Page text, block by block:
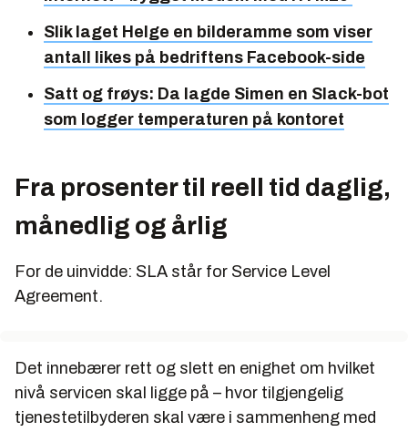
Slik laget Helge en bilderamme som viser
antall likes på bedriftens Facebook-side
Satt og frøys: Da lagde Simen en Slack-bot
som logger temperaturen på kontoret
Fra prosenter til reell tid daglig,
månedlig og årlig
For de uinvidde: SLA står for Service Level
Agreement.
Det innebærer rett og slett en enighet om hvilket
nivå servicen skal ligge på – hvor tilgjengelig
tjenestetilbyderen skal være i sammenheng med